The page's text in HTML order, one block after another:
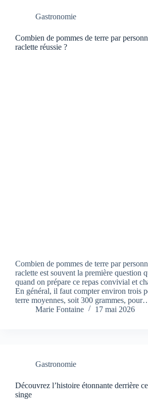
Gastronomie
Combien de pommes de terre par
raclette réussie ?
Combien de pommes de terre par
raclette est souvent la première question
quand on prépare ce repas convivial et
En général, il faut compter environ trois
terre moyennes, soit 300 grammes,
Marie Fontaine
17 mai 2026
Gastronomie
Découvrez l’histoire étonnante derrière
singe